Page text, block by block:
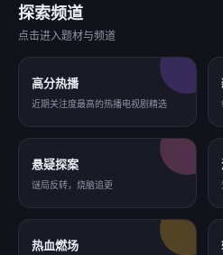
探索频道
点击进入题材与频道
高分热播
近期关注度最高的热播电视剧精选
悬疑探案
谜局反转，烧脑追更
热血燃场